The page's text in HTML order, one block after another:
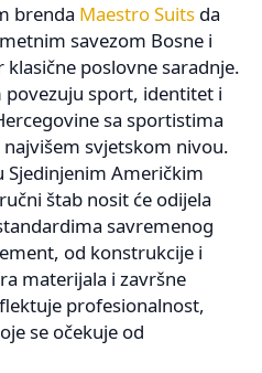
brenda Maestro Suits da
savezom Bosne i
poslovne saradnje.
sport, identitet i
sa sportistima
svjetskom nivou.
Sjedinjenim Američkim
štab nosit će odijela
savremenog
od konstrukcije i
materijala i završne
profesionalnost,
se očekuje od